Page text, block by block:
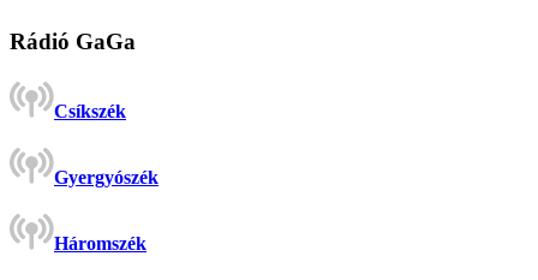
Rádió GaGa
Csíkszék
Gyergyószék
Háromszék